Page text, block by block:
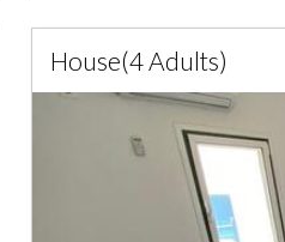
House(4 Adults)